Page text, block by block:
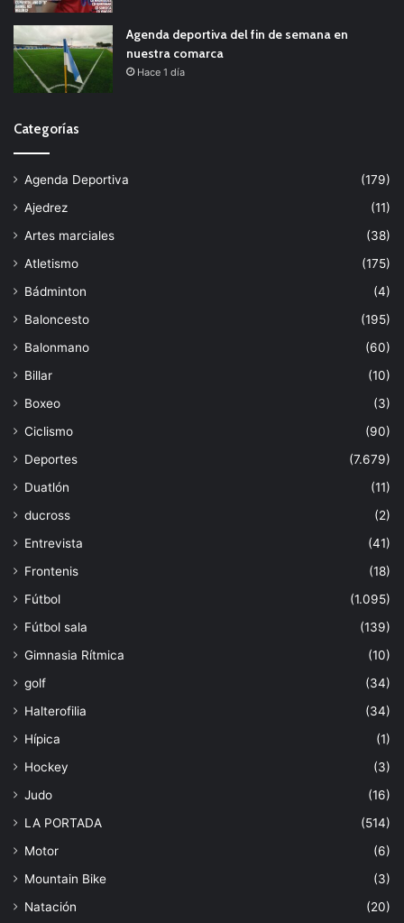
Agenda deportiva del fin de semana en
nuestra comarca
Hace 1 día
Categorías
Agenda Deportiva
(179)
Ajedrez
(11)
Artes marciales
(38)
Atletismo
(175)
Bádminton
(4)
Baloncesto
(195)
Balonmano
(60)
Billar
(10)
Boxeo
(3)
Ciclismo
(90)
Deportes
(7.679)
Duatlón
(11)
ducross
(2)
Entrevista
(41)
Frontenis
(18)
Fútbol
(1.095)
Fútbol sala
(139)
Gimnasia Rítmica
(10)
golf
(34)
Halterofilia
(34)
Hípica
(1)
Hockey
(3)
Judo
(16)
LA PORTADA
(514)
Motor
(6)
Mountain Bike
(3)
Natación
(20)